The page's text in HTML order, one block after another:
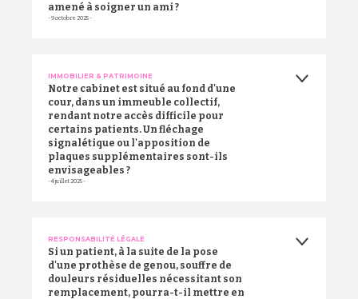
amené à soigner un ami ?
- 9 octobre 2025 -
IMMOBILIER & PATRIMOINE
Notre cabinet est situé au fond d'une
cour, dans un immeuble collectif,
rendant notre accès difficile pour
certains patients. Un fléchage
signalétique ou l'apposition de
plaques supplémentaires sont-ils
envisageables ?
- 4 juillet 2025 -
RESPONSABILITÉ LÉGALE
Si un patient, à la suite de la pose
d'une prothèse de genou, souffre de
douleurs résiduelles nécessitant son
remplacement, pourra-t-il mettre en